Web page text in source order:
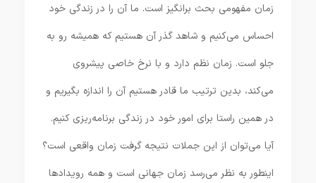
زمان مفهومی بحث برانگیز است. ما آن را در زندگی خود
احساس می‌کنیم و شاهد گذر آن هستیم که همیشه رو به
جلو است. زمان نظم دارد و با نرخ خاصی پیشروی
می‌کند، بدین ترتیب ما قادر هستیم آن را اندازه بگیریم و
در همین راستا برای امور خود در زندگی برنامه‌ریزی کنیم.
آیا می‌توان از این جملات نتیجه گرفت زمان واقعی است؟
اینطور به نظر می‌رسد زمان جهانی است و همه رویدادها